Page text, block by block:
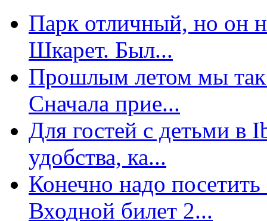
Парк отличный, но он
Шкарет. Был...
Прошлым летом мы так
Сначала прие...
Для гостей с детьми в
удобства, ка...
Конечно надо посетить
Входной билет 2...